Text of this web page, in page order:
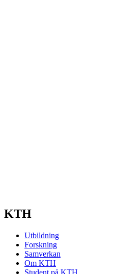
KTH
Utbildning
Forskning
Samverkan
Om KTH
Student på KTH